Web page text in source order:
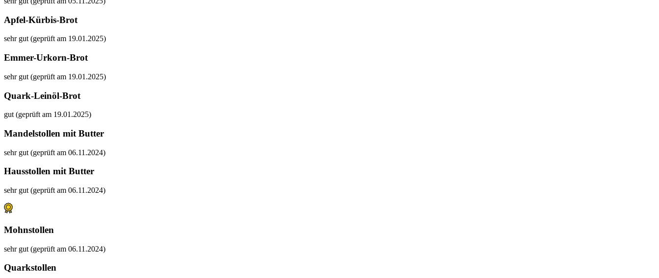
Apfel-Kürbis-Brot
sehr gut (geprüft am 19.01.2025)
Emmer-Urkorn-Brot
sehr gut (geprüft am 19.01.2025)
Quark-Leinöl-Brot
gut (geprüft am 19.01.2025)
Mandelstollen mit Butter
sehr gut (geprüft am 06.11.2024)
Hausstollen mit Butter
sehr gut (geprüft am 06.11.2024)
Mohnstollen
sehr gut (geprüft am 06.11.2024)
Quarkstollen